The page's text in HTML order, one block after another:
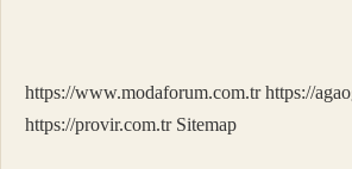
https://www.modaforum.com.tr https://
https://provir.com.tr Sitemap